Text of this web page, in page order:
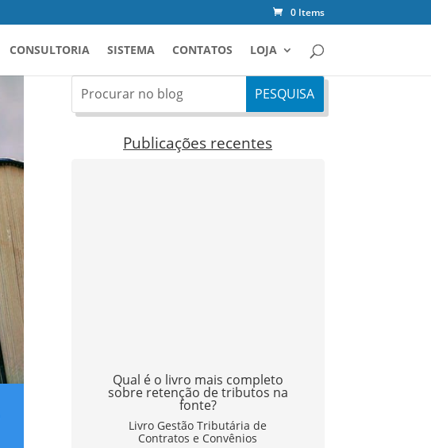
0 Items
CONSULTORIA SISTEMA CONTATOS LOJA
Publicações recentes
Qual é o livro mais completo
sobre retenção de tributos na
fonte?
Livro Gestão Tributária de
Contratos e Convênios